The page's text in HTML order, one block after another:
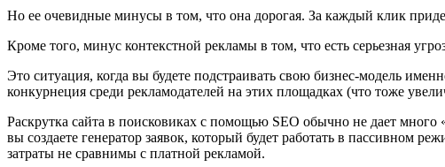
Но ее очевидные минусы в том, что она дорогая. За каждый клик
Кроме того, минус контекстной рекламы в том, что есть серьезная
Это ситуация, когда вы будете подстраивать свою бизнес-модель
конкурнеция среди рекламодателей на этих площадках (что тоже
Раскрутка сайта в поисковиках с помощью SEO обычно не дает
вы создаете генератор заявок, который будет работать в пассивном
затраты не сравнимы с платной рекламой.